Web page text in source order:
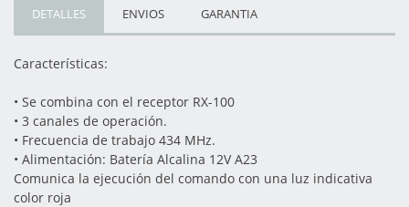
DETALLES ENVIOS GARANTIA
Características:
• Se combina con el receptor RX-100
• 3 canales de operación.
• Frecuencia de trabajo 434 MHz.
• Alimentación: Batería Alcalina 12V A23
Comunica la ejecución del comando con una luz indicativa
color roja